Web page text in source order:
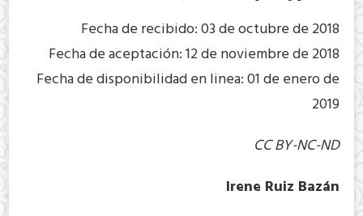
Fecha de recibido: 03 de octubre de 2018
Fecha de aceptación: 12 de noviembre de 2018
Fecha de disponibilidad en linea: 01 de enero de
2019
CC BY-NC-ND
Irene Ruiz Bazán